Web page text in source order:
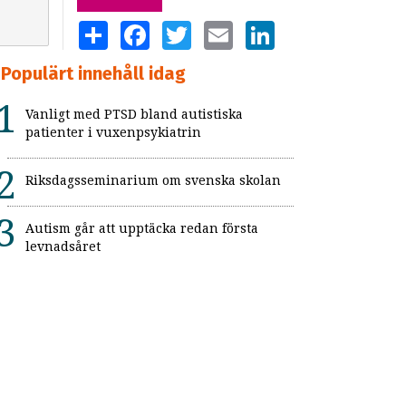
SHARE FACEBOOKTWITTEREMAIL LINKEDIN
Populärt innehåll idag
Vanligt med PTSD bland autistiska
patienter i vuxenpsykiatrin
Riksdagsseminarium om svenska skolan
Autism går att upptäcka redan första
levnadsåret